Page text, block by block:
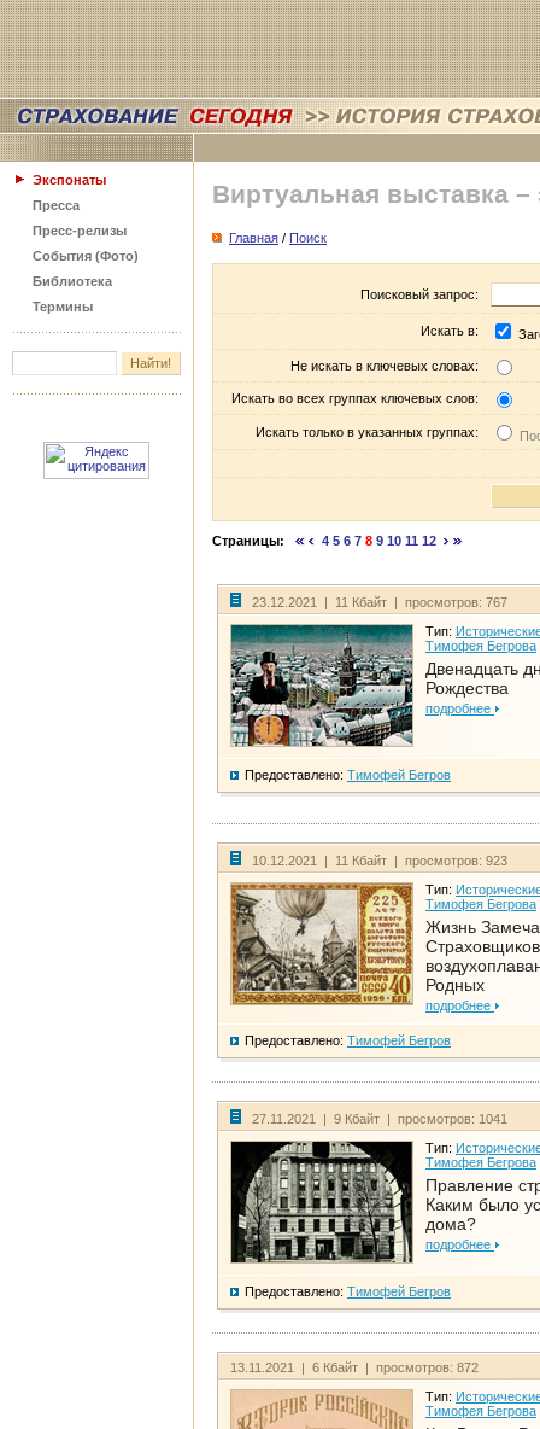
Экспонаты
Пресса
Пресс-релизы
События (Фото)
Библиотека
Термины
Виртуальная выставка –
Главная / Поиск
Поисковый запрос:
Искать в:
Не искать в ключевых словах:
Искать во всех группах ключевых слов:
Искать только в указанных группах:
Страницы: 4 5 6 7 8 9 10 11 12
23.12.2021 | 11 Кбайт | просмотров: 767
Тип:
Тимофея Бегрова
Двенадцать
Рождества
подробнее
Предоставлено: Тимофей Бегров
10.12.2021 | 11 Кбайт | просмотров: 923
Тип:
Тимофея Бегрова
Жизнь
Родных
подробнее
Предоставлено: Тимофей Бегров
27.11.2021 | 9 Кбайт | просмотров: 1041
Тип:
Тимофея Бегрова
Правление
Каким было
дома?
подробнее
Предоставлено: Тимофей Бегров
13.11.2021 | 6 Кбайт | просмотров: 872
Тип:
Тимофея Бегрова